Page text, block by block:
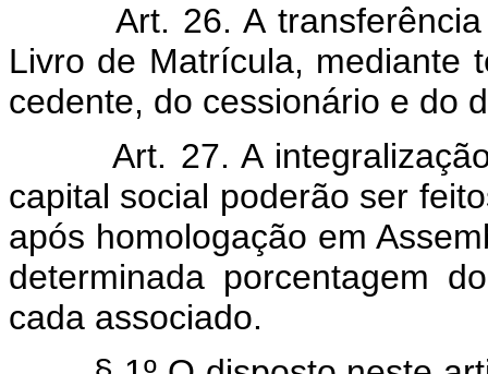
Art. 26. A
Livro de Matrícula, mediante
cedente, do cessionário e do
Art. 27. A
capital social poderão ser
após homologação em
determinada porcentagem
cada associado.